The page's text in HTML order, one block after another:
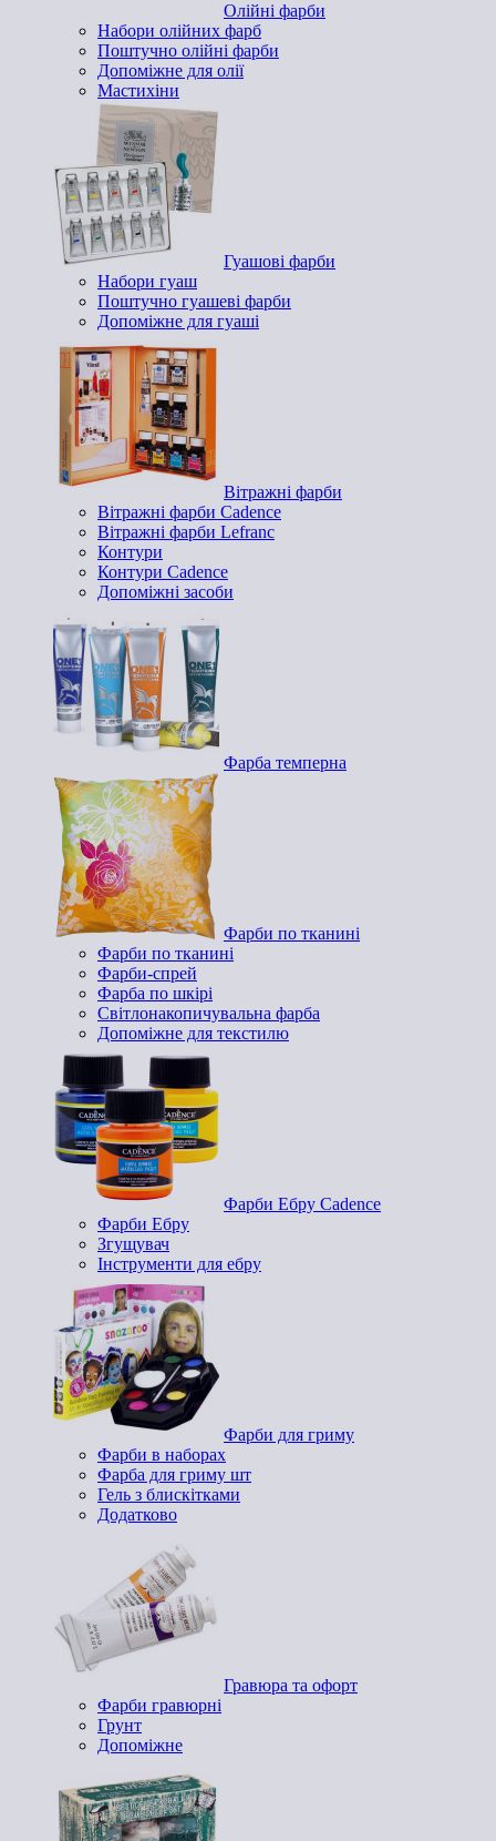
Олійні фарби
Набори олійних фарб
Поштучно олійні фарби
Допоміжне для олії
Мастихіни
Гуашові фарби
Набори гуаш
Поштучно гуашеві фарби
Допоміжне для гуаші
Вітражні фарби
Вітражні фарби Cadence
Вітражні фарби Lefranc
Контури
Контури Cadence
Допоміжні засоби
Фарба темперна
Фарби по тканині
Фарби по тканині
Фарби-спрей
Фарба по шкірі
Світлонакопичувальна фарба
Допоміжне для текстилю
Фарби Ебру Cadence
Фарби Ебру
Згущувач
Інструменти для ебру
Фарби для гриму
Фарби в наборах
Фарба для гриму шт
Гель з блискітками
Додатково
Гравюра та офорт
Фарби гравюрні
Грунт
Допоміжне